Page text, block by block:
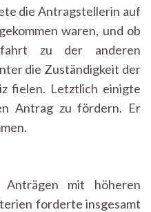
die Antragstellerin auf
waren, und ob
zu der anderen
die Zuständigkeit der
fielen. Letztlich einigte
Antrag zu fördern. Er
mit höheren
forderte insgesamt